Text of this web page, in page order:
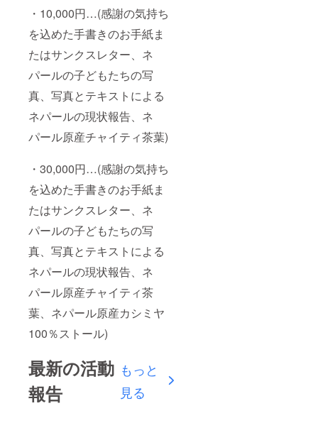
・10,000円…(感謝の気持ち
を込めた手書きのお手紙ま
たはサンクスレター、ネ
パールの子どもたちの写
真、写真とテキストによる
ネパールの現状報告、ネ
パール原産チャイティ茶葉)
・30,000円…(感謝の気持ち
を込めた手書きのお手紙ま
たはサンクスレター、ネ
パールの子どもたちの写
真、写真とテキストによる
ネパールの現状報告、ネ
パール原産チャイティ茶
葉、ネパール原産カシミヤ
100％ストール)
最新の活動
報告
もっと
見る